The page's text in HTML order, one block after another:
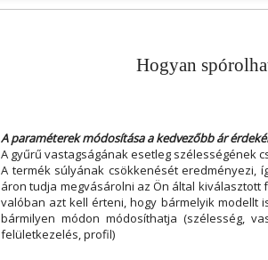
Hogyan
A paraméterek módosítása a kedvezőbb ár
A gyűrű vastagságának esetleg szélességének
A termék súlyának csökkenését eredményezi,
áron tudja megvásárolni az Ön által kiválasztott
valóban azt kell érteni, hogy bármelyik modellt
bármilyen módon módosíthatja (szélesség,
felületkezelés, profil)